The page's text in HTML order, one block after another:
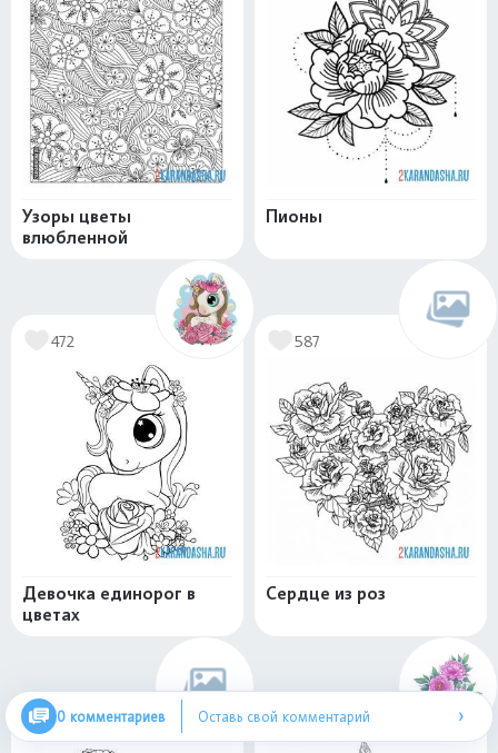
Узоры цветы
влюбленной
Пионы
472
Девочка единорог в
цветах
587
Сердце из роз
411 481
0 комментариев Оставь свой комментарий ›